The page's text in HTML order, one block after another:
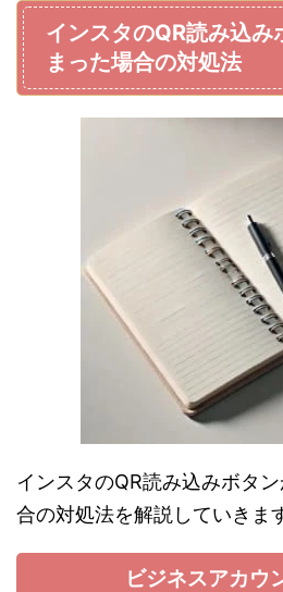
インスタのQR読み込み
まった場合の対処法
インスタのQR読み込みボタ
合の対処法を解説していきま
ビジネスアカウ